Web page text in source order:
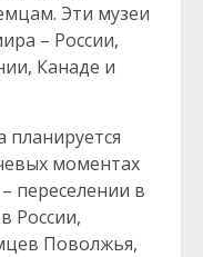
Эти музеи
– России,
Канаде и
моментах
переселении в
России,
Поволжья,